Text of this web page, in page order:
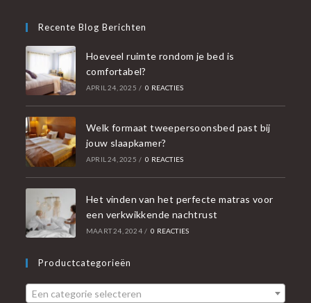
Recente Blog Berichten
Hoeveel ruimte rondom je bed is
comfortabel?
APRIL 24, 2025 / 0 REACTIES
Welk formaat tweepersoonsbed past bij
jouw slaapkamer?
APRIL 24, 2025 / 0 REACTIES
Het vinden van het perfecte matras voor
een verkwikkende nachtrust
MAART 24, 2024 / 0 REACTIES
Productcategorieën
Een categorie selecteren